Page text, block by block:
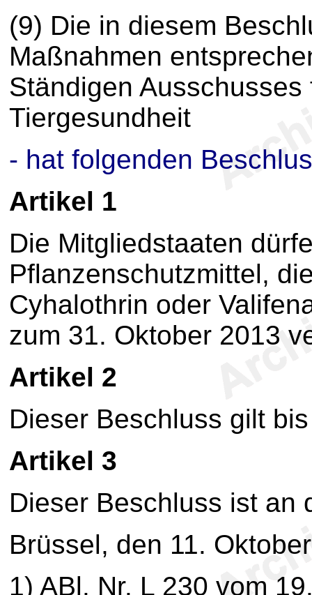
(9) Die in diesem
Maßnahmen
Ständigen
Tiergesundheit
- hat folgenden
Artikel 1
Die Mitgliedstaaten
Pflanzenschutzmittel,
Cyhalothrin oder
zum 31. Oktober 2013
Artikel 2
Dieser Beschluss gilt
Artikel 3
Dieser Beschluss ist an
Brüssel, den 11.
1) ABl. Nr. L 230 vom